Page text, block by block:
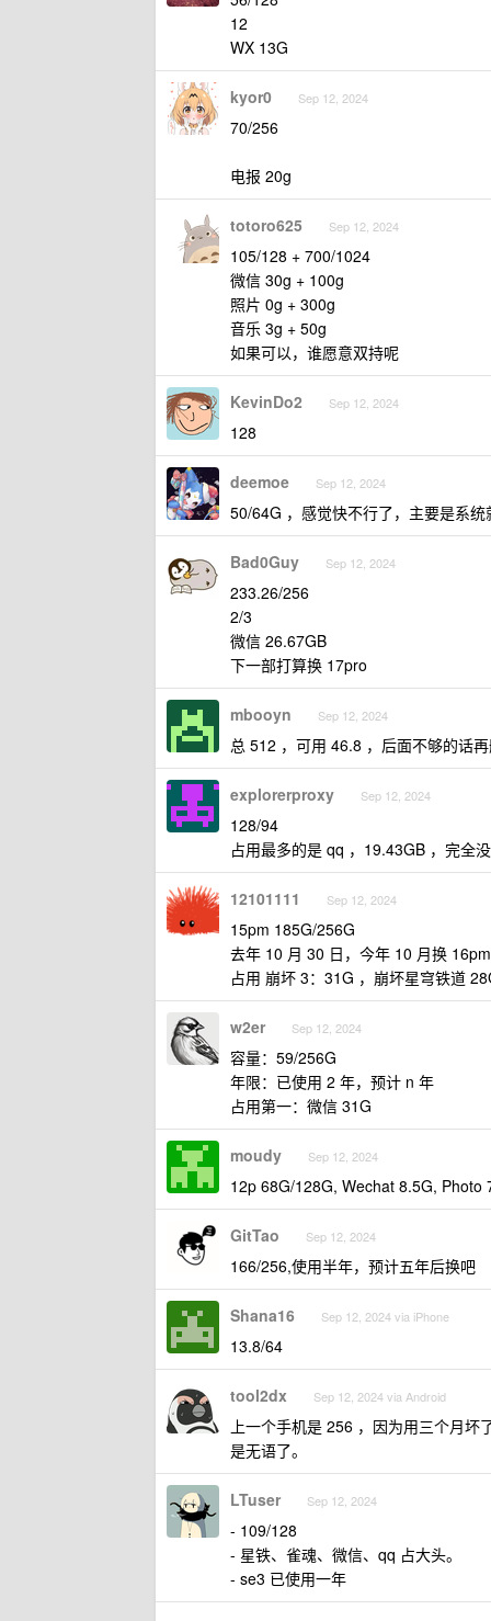
12
WX 13G
kyor0 Sep 12, 2024
70/256
电报 20g
totoro625 Sep 12, 2024
105/128 + 700/1024
微信 30g + 100g
照片 0g + 300g
音乐 3g + 50g
如果可以，谁愿意双持呢
KevinDo2 Sep 12, 2024
128
deemoe Sep 12, 2024
50/64G ，感觉快不行了，主要是系统
Bad0Guy Sep 12, 2024
233.26/256
2/3
微信 26.67GB
下一部打算换 17pro
mbooyn Sep 12, 2024
总 512 ，可用 46.8 ，后面不够的话
explorerproxy Sep 12, 2024
128/94
占用最多的是 qq ，19.43GB ，完全
12101111 Sep 12, 2024
15pm 185G/256G
去年 10 月 30 日，今年 10 月换 16pm
占用 崩坏 3：31G ，崩坏星穹铁道
w2er Sep 12, 2024
容量：59/256G
年限：已使用 2 年，预计 n 年
占用第一：微信 31G
moudy Sep 12, 2024
12p 68G/128G, Wechat 8.5G, Photo
GitTao Sep 12, 2024
166/256,使用半年，预计五年后换吧
Shana16 Sep 12, 2024 via iPhone
13.8/64
tool2dx Sep 12, 2024 via Android
上一个手机是 256 ，因为用三个月
是无语了。
LTuser Sep 12, 2024
- 109/128
- 星铁、雀魂、微信、qq 占大头。
- se3 已使用一年